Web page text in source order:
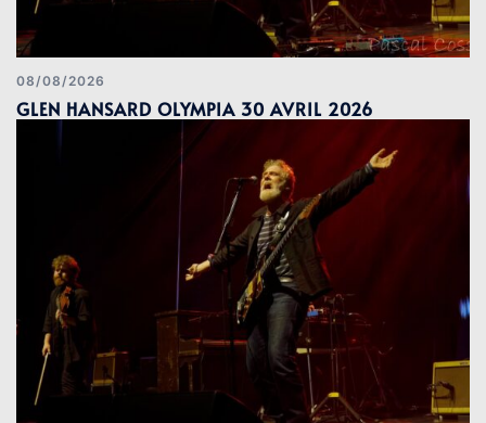
08/08/2026
GLEN HANSARD OLYMPIA 30 AVRIL 2026